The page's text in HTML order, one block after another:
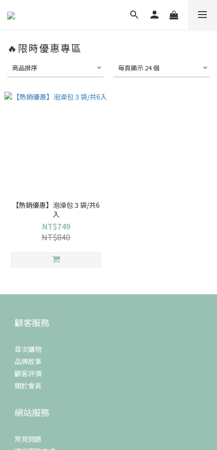
🔥限時優惠專區
商品排序 每頁顯示 24 個
【熱銷優惠】泡澡包３袋/共6
入
NT$749
NT$840
顧客服務
首次購物
品牌故事
顧客評價
關於會員
網站服務
常見問題